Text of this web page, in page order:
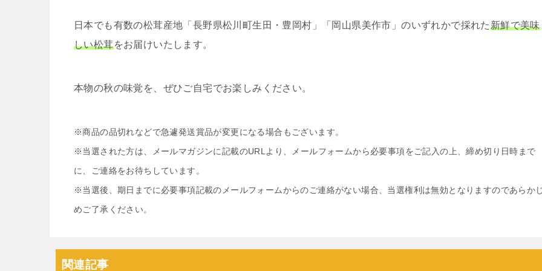
日本でも有数の松茸産地「長野県松川町生田・豊岡村」「岡山県美作市」のいずれかで採れた新鮮で美味
しい松茸をお届けいたします。
本物の秋の味覚を、ぜひご自宅でお楽しみください。
※商品の品切れなどで急遽発送賞品が変更になる場合もございます。
※当選された方は、メールマガジンに記載のURLより、メールフォームから必要事項をご記入の上、締め切り日時まで
に、ご連絡をお待ちしています。
※当選後、期日までに必要事項記載のメールフォームからのご連絡がない場合、当選権利は無効となりますのであらか
めご了承ください。
関連記事